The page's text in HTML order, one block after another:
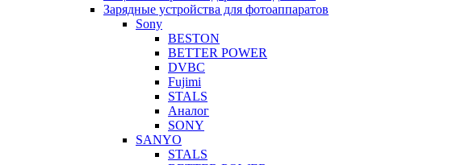
Зарядные устройства для фотоаппаратов
Sony
BESTON
BETTER POWER
DVBC
Fujimi
STALS
Аналог
SONY
SANYO
STALS